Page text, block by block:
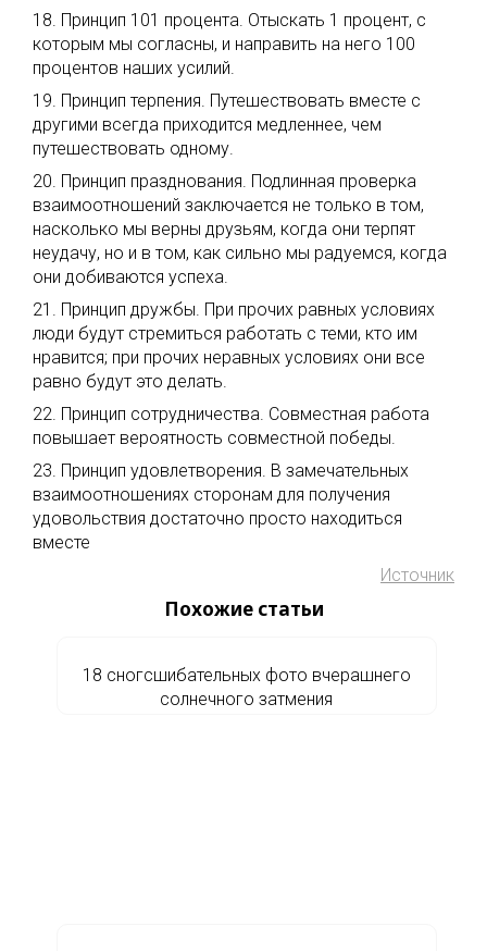
18. Принцип 101 процента. Отыскать 1 процент, с
которым мы согласны, и направить на него 100
процентов наших усилий.
19. Принцип терпения. Путешествовать вместе с
другими всегда приходится медленнее, чем
путешествовать одному.
20. Принцип празднования. Подлинная проверка
взаимоотношений заключается не только в том,
насколько мы верны друзьям, когда они терпят
неудачу, но и в том, как сильно мы радуемся, когда
они добиваются успеха.
21. Принцип дружбы. При прочих равных условиях
люди будут стремиться работать с теми, кто им
нравится; при прочих неравных условиях они все
равно будут это делать.
22. Принцип сотрудничества. Совместная работа
повышает вероятность совместной победы.
23. Принцип удовлетворения. В замечательных
взаимоотношениях сторонам для получения
удовольствия достаточно просто находиться
вместе
Источник
Похожие статьи
18 сногсшибательных фото вчерашнего
солнечного затмения